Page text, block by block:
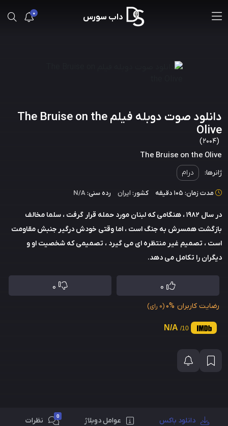
0 داب سورس
دانلود صوت دوبله فیلم The Bruise on the
Olive
(2004)
The Bruise on the Olive
ژانرها: درام
مدت زمان: 105 دقیقه کشور: ایران رده سنی:N/A
در سال 1982 ، هنگامی که لبنان مورد حمله قرار گرفت ، سلما مخالف
بازگشت همسرش به جنگ است ، اما وقتی خودش درگیر جنبش مقاومت
است ، تصمیم غیر منتظره ای می گیرد ، تصمیمی که شخصیت او و
دیگران را تکامل می دهد.
0
0
رضایت کاربران 0% (0 رای)
N/A /10
دانلود باکس عوامل دوبلاژ 0 نظرات